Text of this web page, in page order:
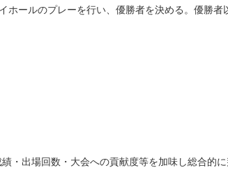
ールのプレーを行い、優勝者を決める。優勝
・出場回数・大会への貢献度等を加味し総合的